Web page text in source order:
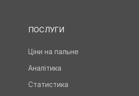
ПОСЛУГИ
Ціни на пальне
Аналітика
Статистика